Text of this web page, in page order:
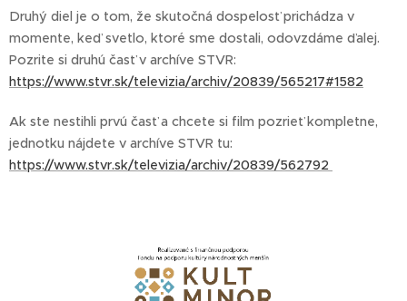
Druhý diel je o tom, že skutočná dospelosť prichádza v
momente, keď svetlo, ktoré sme dostali, odovzdáme ďalej.
Pozrite si druhú časť v archíve STVR:
https://www.stvr.sk/televizia/archiv/20839/565217#1582
Ak ste nestihli prvú časť a chcete si film pozrieť kompletne,
jednotku nájdete v archíve STVR tu:
https://www.stvr.sk/televizia/archiv/20839/562792